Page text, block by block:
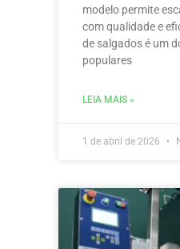
modelo permite
com qualidade e
de salgados é um
populares
LEIA MAIS »
1 de abril de 2026